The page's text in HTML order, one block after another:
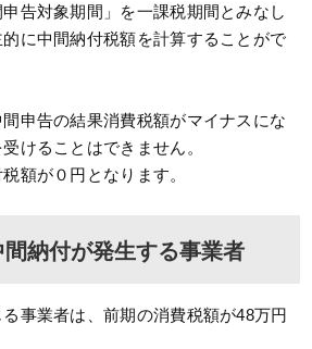
告対象期間」を一課税期間とみなし
に中間納付税額を計算することがで
申告の結果消費税額がマイナスにな
けることはできません。
額が０円となります。
納付が発生する事業者
事業者は、前期の消費税額が48万円